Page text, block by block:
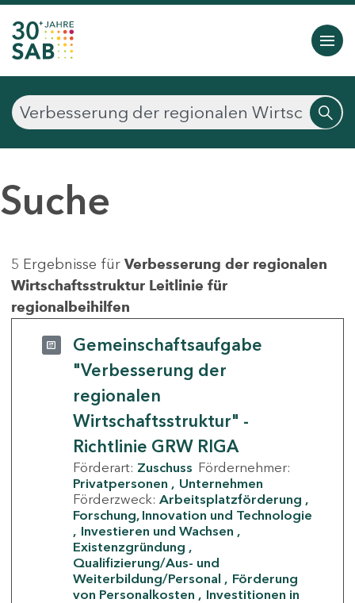
Suche
5 Ergebnisse für Verbesserung der regionalen
Wirtschaftsstruktur Leitlinie für
regionalbeihilfen
Gemeinschaftsaufgabe
"Verbesserung der
regionalen
Wirtschaftsstruktur" -
Richtlinie GRW RIGA
Förderart: Zuschuss Fördernehmer:
Privatpersonen
Unternehmen
Förderzweck: Arbeitsplatzförderung
Forschung, Innovation und Technologie
Investieren und Wachsen
Existenzgründung
Qualifizierung/Aus- und
Weiterbildung/Personal
Förderung
von Personalkosten
Investitionen in